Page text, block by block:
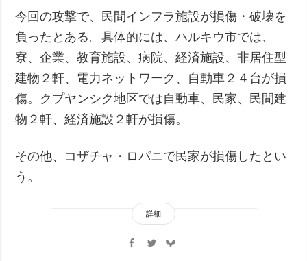
今回の攻撃で、民間インフラ施設が損傷・破壊を
負ったとある。具体的には、ハルキウ市では、
寮、企業、教育施設、病院、経済施設、非居住型
建物２軒、電力ネットワーク、自動車２４台が損
傷。クプヤンシク地区では自動車、民家、民間建
物２軒、経済施設２軒が損傷。
その他、コザチャ・ロパニで民家が損傷したとい
う。
詳細